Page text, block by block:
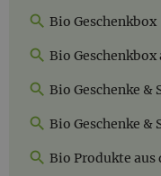
Bio Geschenkbox
Bio
Bio Geschenke &
Bio Geschenke &
Bio Produkte aus